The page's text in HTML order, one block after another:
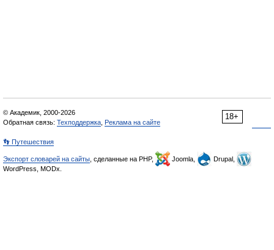
18+
© Академик, 2000-2026
Обратная связь: Техподдержка Реклама на сайте
👣 Путешествия
Экспорт словарей на сайты , сделанные на PHP, Joomla,
Drupal,
WordPress, MODx.